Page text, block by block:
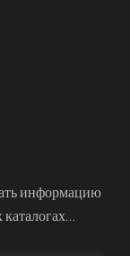
информацию